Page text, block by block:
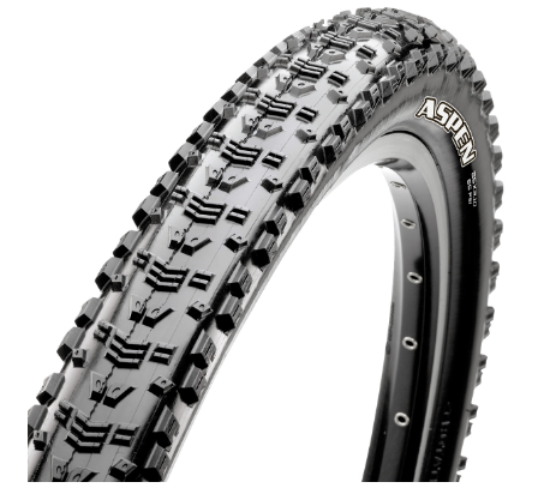
[discount_percentage_loop]